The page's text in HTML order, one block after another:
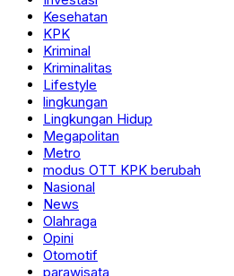
Kesehatan
KPK
Kriminal
Kriminalitas
Lifestyle
lingkungan
Lingkungan Hidup
Megapolitan
Metro
modus OTT KPK berubah
Nasional
News
Olahraga
Opini
Otomotif
parawisata